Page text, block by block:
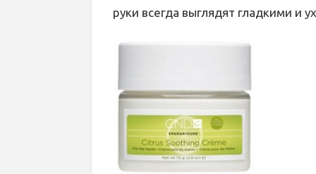
руки всегда выглядят гладкими и